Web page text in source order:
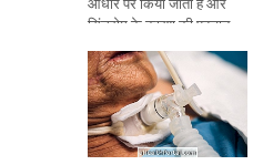
सिंड्रोम के कारण की पहचान
परिणाम। उपचार कारण के
अनुसार किया जाता है और
इसका उ